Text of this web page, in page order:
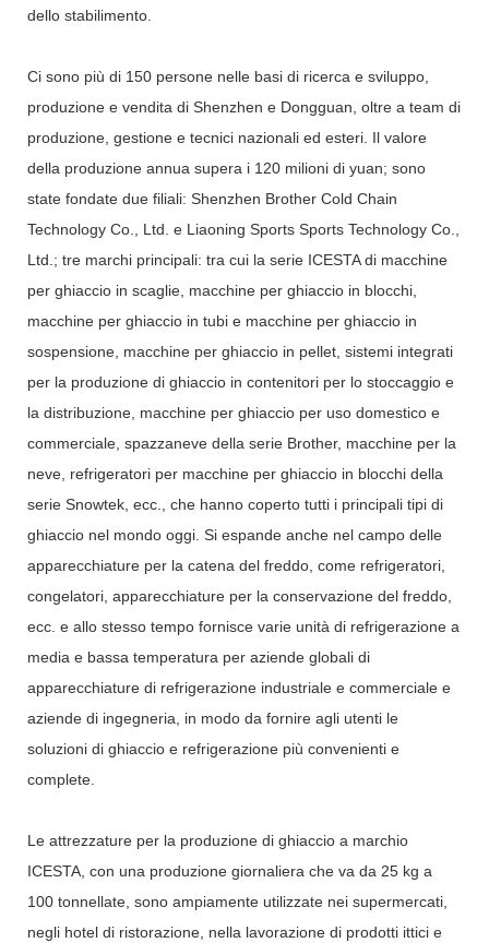
dello stabilimento.
Ci sono più di 150 persone nelle basi di ricerca e sviluppo,
produzione e vendita di Shenzhen e Dongguan, oltre a team di
produzione, gestione e tecnici nazionali ed esteri. Il valore
della produzione annua supera i 120 milioni di yuan; sono
state fondate due filiali: Shenzhen Brother Cold Chain
Technology Co., Ltd. e Liaoning Sports Sports Technology Co.,
Ltd.; tre marchi principali: tra cui la serie ICESTA di macchine
per ghiaccio in scaglie, macchine per ghiaccio in blocchi,
macchine per ghiaccio in tubi e macchine per ghiaccio in
sospensione, macchine per ghiaccio in pellet, sistemi integrati
per la produzione di ghiaccio in contenitori per lo stoccaggio e
la distribuzione, macchine per ghiaccio per uso domestico e
commerciale, spazzaneve della serie Brother, macchine per la
neve, refrigeratori per macchine per ghiaccio in blocchi della
serie Snowtek, ecc., che hanno coperto tutti i principali tipi di
ghiaccio nel mondo oggi. Si espande anche nel campo delle
apparecchiature per la catena del freddo, come refrigeratori,
congelatori, apparecchiature per la conservazione del freddo,
ecc. e allo stesso tempo fornisce varie unità di refrigerazione a
media e bassa temperatura per aziende globali di
apparecchiature di refrigerazione industriale e commerciale e
aziende di ingegneria, in modo da fornire agli utenti le
soluzioni di ghiaccio e refrigerazione più convenienti e
complete.
Le attrezzature per la produzione di ghiaccio a marchio
ICESTA, con una produzione giornaliera che va da 25 kg a
100 tonnellate, sono ampiamente utilizzate nei supermercati,
negli hotel di ristorazione, nella lavorazione di prodotti ittici e